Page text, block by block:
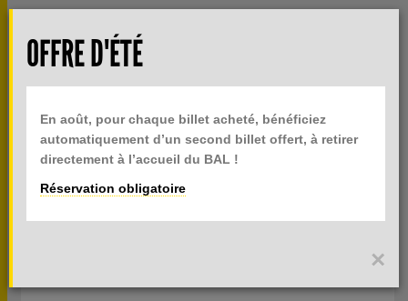
Aller au contenu principal
TOGGLE
NAVIGATION
MENU
BILLETTERIE
ART ET CAPITAL : ISAAC JULIEN ET
OFFRE D'ÉTÉ
En août, pour chaque billet acheté, bénéficiez
automatiquement d’un second billet offert, à retirer
directement à l’accueil du BAL !
Réservation obligatoire
×